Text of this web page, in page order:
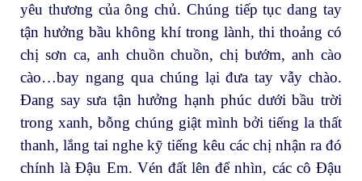
yêu thương của ông chủ. Chúng tiếp tục dang tay
tận hưởng bầu không khí trong lành, thi thoảng có
chị sơn ca, anh chuồn chuồn, chị bướm, anh cào
cào…bay ngang qua chúng lại đưa tay vẫy chào.
Đang say sưa tận hưởng hạnh phúc dưới bầu trời
trong xanh, bỗng chúng giật mình bởi tiếng la thất
thanh, lắng tai nghe kỹ tiếng kêu các chị nhận ra đó
chính là Đậu Em. Vén đất lên để nhìn, các cô Đậu